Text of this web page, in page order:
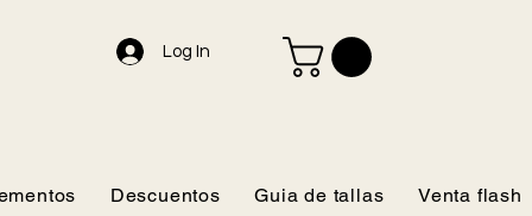
Log In
Descuentos Guia de tallas Venta flash